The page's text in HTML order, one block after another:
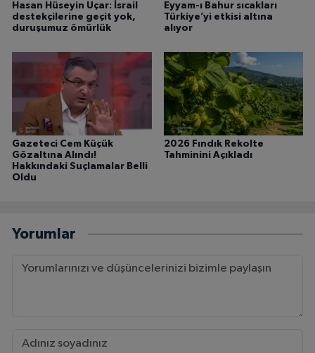
Hasan Hüseyin Uçar: İsrail
destekçilerine geçit yok,
duruşumuz ömürlük
Eyyam-ı Bahur sıcakları
Türkiye’yi etkisi altına
alıyor
Gazeteci Cem Küçük
Gözaltına Alındı!
Hakkındaki Suçlamalar Belli
Oldu
2026 Fındık Rekolte
Tahminini Açıkladı
Yorumlar